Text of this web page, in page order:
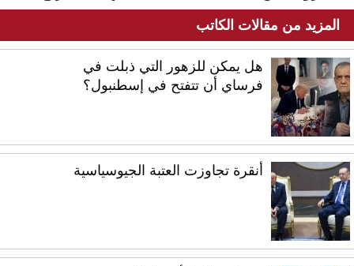
المزيد من مقالات الكاتب
هل يمكن للزهور التي ذبلت في
فرساي أن تتفتح في إسطنبول؟
أنقرة تجاوزت العتبة الجيوسياسية